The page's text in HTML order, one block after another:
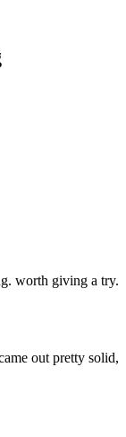
worth giving a try.
out pretty solid,